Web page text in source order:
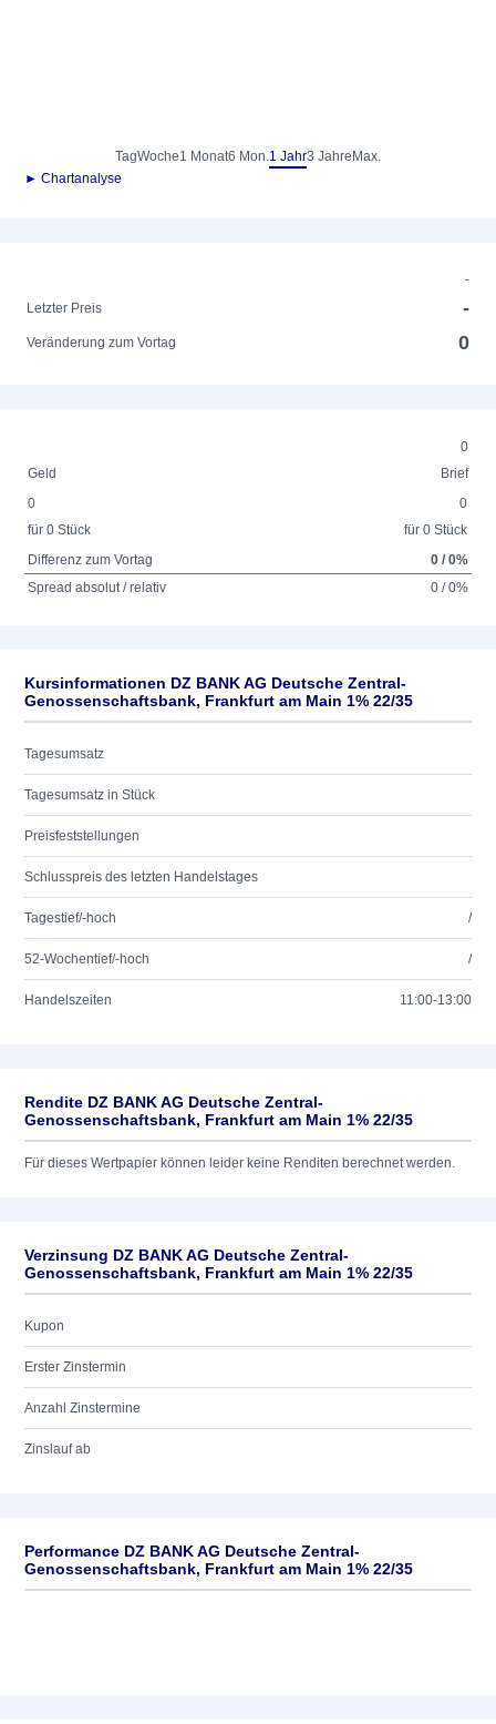
TagWoche1 Monat6 Mon.1 Jahr3 Jahre Max.
► Chartanalyse
-
Letzter Preis
-
Veränderung zum Vortag 0
0
Geld
Brief
0
für 0 Stück
0
für 0 Stück
Differenz zum Vortag
0 / 0%
Spread absolut / relativ
0 / 0%
Kursinformationen DZ BANK AG Deutsche Zentral-
Genossenschaftsbank, Frankfurt am Main 1% 22/35
Tagesumsatz
Tagesumsatz in Stück
Preisfeststellungen
Schlusspreis des letzten Handelstages
Tagestief/-hoch /
52-Wochentief/-hoch /
Handelszeiten 11:00-13:00
Rendite DZ BANK AG Deutsche Zentral-
Genossenschaftsbank, Frankfurt am Main 1% 22/35
Für dieses Wertpapier können leider keine Renditen berechnet werden.
Verzinsung DZ BANK AG Deutsche Zentral-
Genossenschaftsbank, Frankfurt am Main 1% 22/35
Kupon
Erster Zinstermin
Anzahl Zinstermine
Zinslauf ab
Performance DZ BANK AG Deutsche Zentral-
Genossenschaftsbank, Frankfurt am Main 1% 22/35